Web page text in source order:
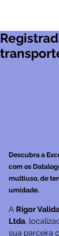
Descubra a
com os
multiuso, de
umidade.
A Rigor
Ltda,
sua parceira